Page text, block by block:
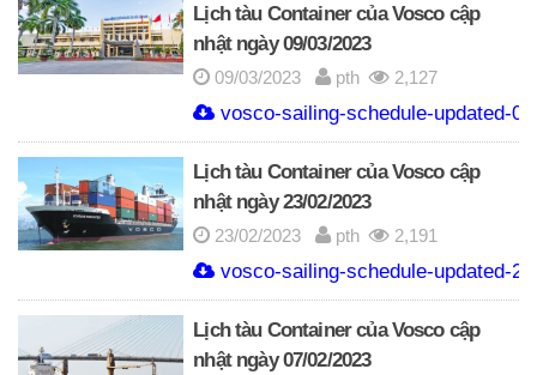
Lịch tàu Container của Vosco cập
nhật ngày 09/03/2023
09/03/2023 pth 2,127
vosco-sailing-schedule-updated-
Lịch tàu Container của Vosco cập
nhật ngày 23/02/2023
23/02/2023 pth 2,191
vosco-sailing-schedule-updated-
Lịch tàu Container của Vosco cập
nhật ngày 07/02/2023